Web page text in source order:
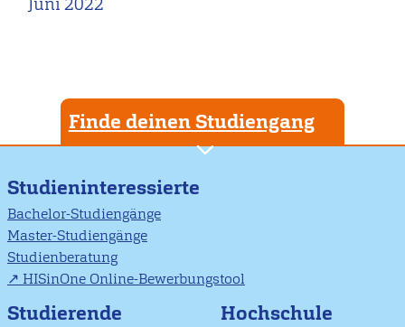
Finde deinen Studiengang
Studieninteressierte
Bachelor-Studiengänge
Master-Studiengänge
Studienberatung
HISinOne Online-Bewerbungstool
Studierende Hochschule